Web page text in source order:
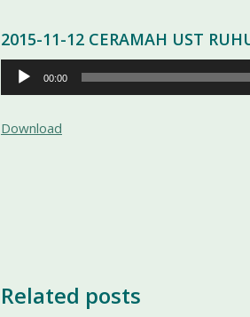
2015-11-12 CERAMAH UST
Pemutar
Audio
00:00
Download
Related posts